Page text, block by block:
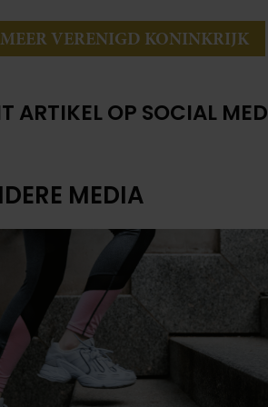
MEER VERENIGD KONINKRIJK
ARTIKEL OP SOCIAL
MEDIA